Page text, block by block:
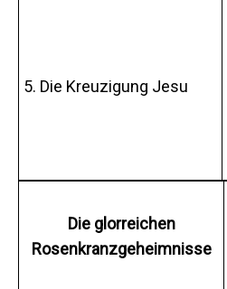
5. Die Kreuzigung Jesu
Die glorreichen
Rosenkranzgeheimnisse